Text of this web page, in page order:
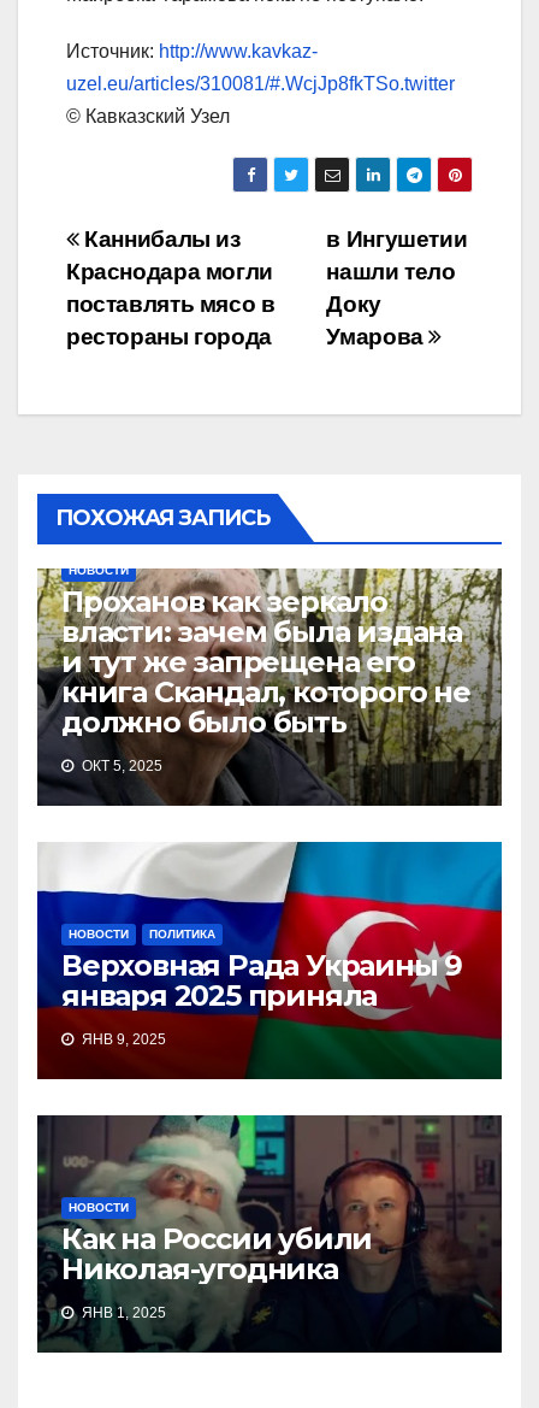
Источник: http://www.kavkaz-
uzel.eu/articles/310081/#.WcjJp8fkTSo.twitter
© Кавказский Узел
Навигация
по
записям
в Ингушетии
нашли тело
Доку
Умарова
Каннибалы из
Краснодара могли
поставлять мясо в
рестораны города
ПОХОЖАЯ ЗАПИСЬ
НОВОСТИ
Проханов как зеркало
власти: зачем была издана
и тут же запрещена его
книга Скандал, которого не
должно было быть
ОКТ 5, 2025
НОВОСТИ ПОЛИТИКА
Верховная Рада Украины 9
января 2025 приняла
ЯНВ 9, 2025
НОВОСТИ
Как на России убили
Николая-угодника
ЯНВ 1, 2025